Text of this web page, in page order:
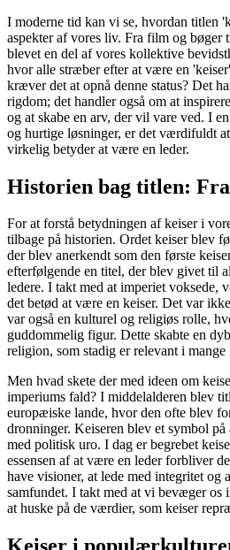
I moderne tid kan vi se, hvordan titlen
aspekter af vores liv. Fra film og bøger
blevet en del af vores kollektive
hvor alle stræber efter at være en
kræver det at opnå denne status? Det
rigdom; det handler også om at
og at skabe en arv, der vil vare ved. I
og hurtige løsninger, er det værdifuldt
virkelig betyder at være en leder.
Historien bag titlen:
For at forstå betydningen af keiser i
tilbage på historien. Ordet keiser blev
der blev anerkendt som den første
efterfølgende en titel, der blev givet til
ledere. I takt med at imperiet voksede,
det betød at være en keiser. Det var
var også en kulturel og religiøs rolle,
guddommelig figur. Dette skabte en
religion, som stadig er relevant i
Men hvad skete der med ideen om
imperiums fald? I middelalderen blev
europæiske lande, hvor den ofte blev
dronninger. Keiseren blev et symbol
med politisk uro. I dag er begrebet
essensen af at være en leder forbliver
have visioner, at lede med integritet og
samfundet. I takt med at vi bevæger
at huske på de værdier, som keiser